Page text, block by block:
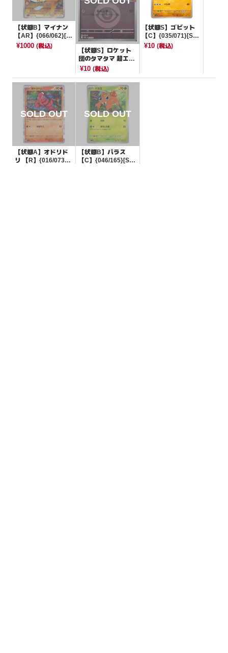
【状態B】マイナン
【AR】{066/062}[S
V3a]
¥1000 (税込)
【状態S】ロケット
団のタマタマ 超エネ
ルギーミラー【-】{0
¥10(税込)
【状態S】ゴビット
【C】{035/071}[SV
5K]
¥10 (税込)
【状態A】オドリド
リ 【R】{016/073}
【状態B】パラス
【C】{046/165}[SV